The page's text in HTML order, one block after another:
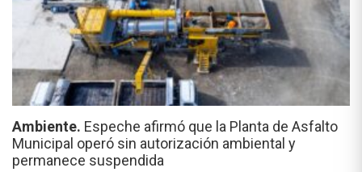
Ambiente. Espeche afirmó que la Planta de Asfalto
Municipal operó sin autorización ambiental y
permanece suspendida